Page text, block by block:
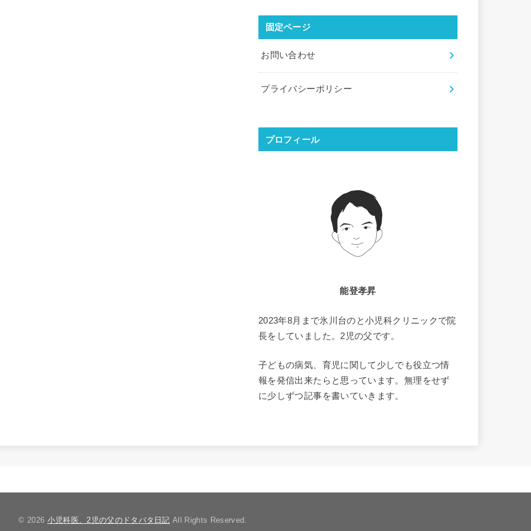
固定ページ
お問い合わせ
プライバシーポリシー
プロフィール
能登孝昇
2023年8月まで氷川台のと小児科クリニックで院
長をしていました。2児の父です。
子どもの病気、育児に関して少しでも役立つ情
報を発信出来たらと思っています。無理をせず
に少しずつ記事を書いていきます。
© 2026 小児科医、2児の父のドタバタ日記 All Rights Reserved.